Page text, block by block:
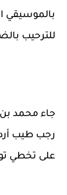
للترحيب
جاء محمد بن
رجب طيب
على تخطي